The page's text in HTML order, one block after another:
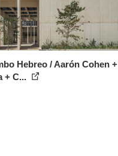
Hebreo / Aarón Cohen +
+ C...